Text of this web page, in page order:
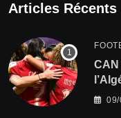
Articles Récents
CAN
2027